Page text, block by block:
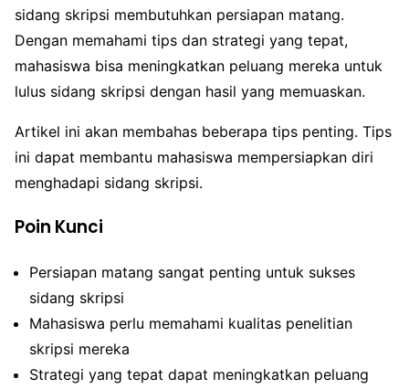
sidang skripsi membutuhkan persiapan matang.
Dengan memahami tips dan strategi yang tepat,
mahasiswa bisa meningkatkan peluang mereka untuk
lulus sidang skripsi dengan hasil yang memuaskan.
Artikel ini akan membahas beberapa tips penting. Tips
ini dapat membantu mahasiswa mempersiapkan diri
menghadapi sidang skripsi.
Poin Kunci
Persiapan matang sangat penting untuk sukses
sidang skripsi
Mahasiswa perlu memahami kualitas penelitian
skripsi mereka
Strategi yang tepat dapat meningkatkan peluang